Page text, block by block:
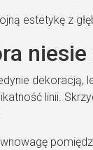
estetykę z
dekoracją,
linii.